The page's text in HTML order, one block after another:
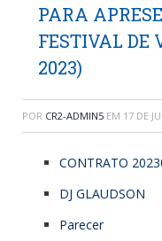
PARA
FESTIVAL DE
2023)
POR CR2-ADMIN5 EM 17 DE
CONTRATO
DJ GLAUDSON
Parecer